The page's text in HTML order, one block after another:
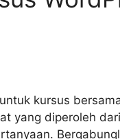
kursus
yang diperoleh